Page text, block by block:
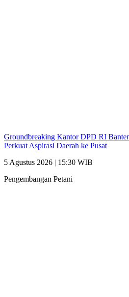
Groundbreaking Kantor DPD RI
Perkuat Aspirasi Daerah ke Pusat
5 Agustus 2026 | 15:30 WIB
Pengembangan Petani